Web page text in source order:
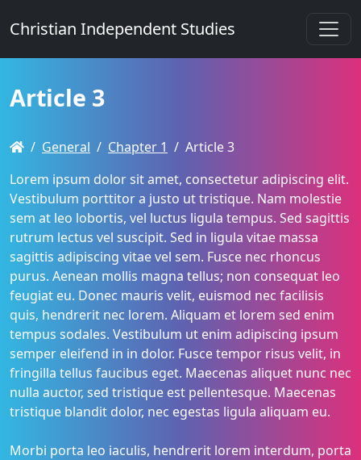
Christian Independent Studies
Article 3
General Chapter 1
Article 3
Lorem ipsum dolor sit amet, consectetur adipiscing elit.
Vestibulum porttitor a justo ut tristique. Nam molestie
sem at leo lobortis, vel luctus ligula tempus. Sed sagittis
rutrum lectus vel suscipit. Sed in ligula vitae massa
sagittis adipiscing vitae vel sem. Fusce nec rhoncus
purus. Aenean mollis magna tellus; non consequat leo
feugiat eu. Donec mauris velit, euismod nec facilisis
quis, hendrerit nec lorem. Aliquam et lorem sed enim
tempus sodales. Vestibulum ut enim adipiscing ipsum
semper eleifend in in dolor. Fusce tempor risus velit, in
fringilla tellus faucibus eget. Maecenas aliquet nunc nec
nulla auctor, sed tristique est pellentesque. Maecenas
tristique blandit dolor, nec egestas ligula aliquam eu.
Morbi porta leo iaculis, hendrerit lorem interdum, porta